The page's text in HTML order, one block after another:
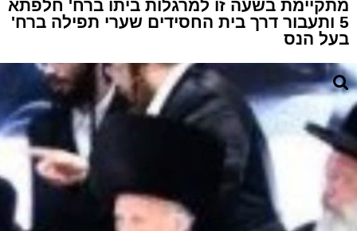
מתקיימת בשעה זו למרגלות ביתו ברח' חלפתא
5 ותעבור דרך בית החסידים שערי תפילה ברח'
בעל הנס